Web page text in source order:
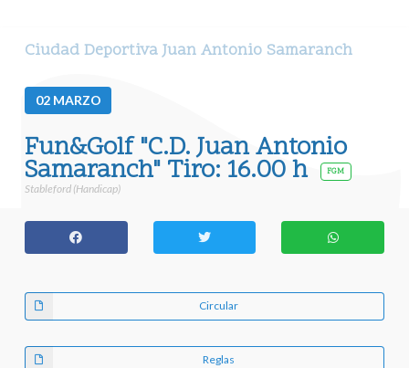
Ciudad Deportiva Juan Antonio Samaranch
02 MARZO
Fun&Golf "C.D. Juan Antonio
Samaranch" Tiro: 16.00 h FGM
Stableford (Handicap)
Circular
Reglas